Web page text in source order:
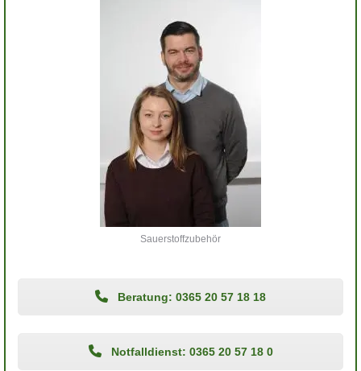
Sauerstoffzubehör
Beratung: 0365 20 57 18 18
Notfalldienst: 0365 20 57 18 0